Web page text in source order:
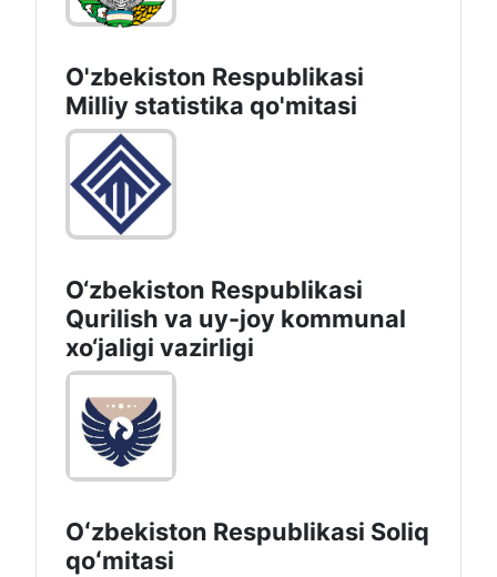
O'zbekiston Respublikasi
Milliy statistika qo'mitasi
O‘zbekiston Respublikasi
Qurilish va uy-joy kommunal
xo‘jaligi vazirligi
Oʻzbekiston Respublikasi Soliq
qoʻmitasi